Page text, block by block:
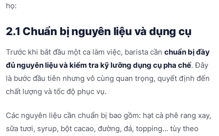
họ:
2.1 Chuẩn bị nguyên liệu và dụng cụ
Trước khi bắt đầu một ca làm việc, barista cần chuẩn bị đầy
đủ nguyên liệu và kiểm tra kỹ lưỡng dụng cụ pha chế. Đây
là bước đầu tiên nhưng vô cùng quan trọng, quyết định đến
chất lượng và tốc độ phục vụ.
Các nguyên liệu cần chuẩn bị bao gồm: hạt cà phê rang xay,
sữa tươi, syrup, bột cacao, đường, đá, topping… tùy theo